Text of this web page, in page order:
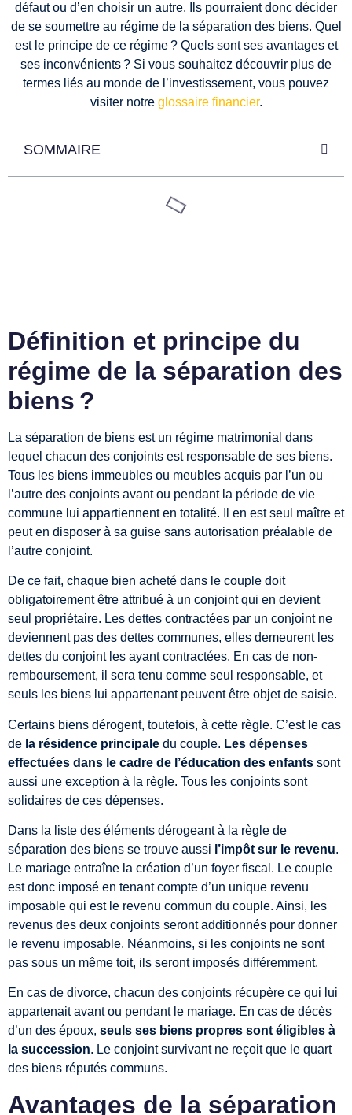
défaut ou d’en choisir un autre. Ils pourraient donc décider
de se soumettre au régime de la séparation des biens. Quel
est le principe de ce régime ? Quels sont ses avantages et
ses inconvénients ? Si vous souhaitez découvrir plus de
termes liés au monde de l’investissement, vous pouvez
visiter notre glossaire financier.
SOMMAIRE
Définition et principe du
régime de la séparation des
biens ?
La séparation de biens est un régime matrimonial dans
lequel chacun des conjoints est responsable de ses biens.
Tous les biens immeubles ou meubles acquis par l’un ou
l’autre des conjoints avant ou pendant la période de vie
commune lui appartiennent en totalité. Il en est seul maître et
peut en disposer à sa guise sans autorisation préalable de
l’autre conjoint.
De ce fait, chaque bien acheté dans le couple doit
obligatoirement être attribué à un conjoint qui en devient
seul propriétaire. Les dettes contractées par un conjoint ne
deviennent pas des dettes communes, elles demeurent les
dettes du conjoint les ayant contractées. En cas de non-
remboursement, il sera tenu comme seul responsable, et
seuls les biens lui appartenant peuvent être objet de saisie.
Certains biens dérogent, toutefois, à cette règle. C’est le cas
de la résidence principale du couple. Les dépenses
effectuées dans le cadre de l’éducation des enfants sont
aussi une exception à la règle. Tous les conjoints sont
solidaires de ces dépenses.
Dans la liste des éléments dérogeant à la règle de
séparation des biens se trouve aussi l’impôt sur le revenu.
Le mariage entraîne la création d’un foyer fiscal. Le couple
est donc imposé en tenant compte d’un unique revenu
imposable qui est le revenu commun du couple. Ainsi, les
revenus des deux conjoints seront additionnés pour donner
le revenu imposable. Néanmoins, si les conjoints ne sont
pas sous un même toit, ils seront imposés différemment.
En cas de divorce, chacun des conjoints récupère ce qui lui
appartenait avant ou pendant le mariage. En cas de décès
d’un des époux, seuls ses biens propres sont éligibles à
la succession. Le conjoint survivant ne reçoit que le quart
des biens réputés communs.
Avantages de la séparation